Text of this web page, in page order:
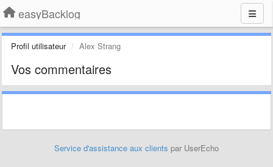
easyBacklog
Profil utilisateur Alex Strang
Vos commentaires
Service d'assistance aux clients par UserEcho